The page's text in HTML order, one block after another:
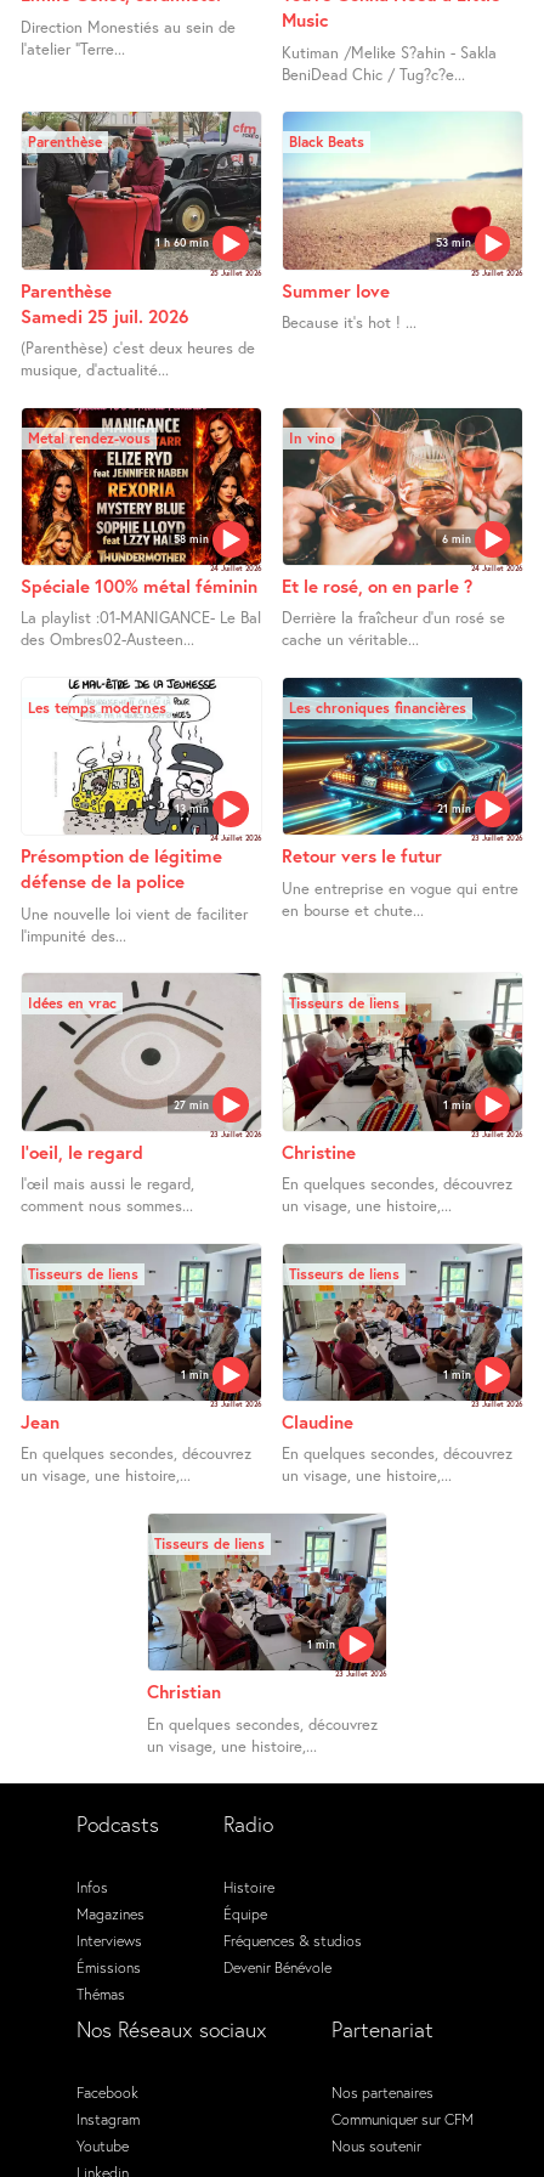
Direction Monestiés au sein de
l’atelier "Terre...
Music
Kutiman /Melike S?ahin - Sakla
BeniDead Chic / Tug?c?e...
1 h 60 min
Parenthèse
25 Juillet 2026
Parenthèse
Samedi 25 juil. 2026
(Parenthèse) c’est deux heures de
musique, d’actualité...
53 min
Black Beats
25 Juillet 2026
Summer love
Because it’s hot ! ...
58 min
Metal rendez-vous
24 Juillet 2026
Spéciale 100% métal féminin
La playlist :01-MANIGANCE- Le Bal
des Ombres02-Austeen...
6 min
In vino
24 Juillet 2026
Et le rosé, on en parle ?
Derrière la fraîcheur d’un rosé se
cache un véritable...
13 min
Les temps modernes
24 Juillet 2026
Présomption de légitime
défense de la police
Une nouvelle loi vient de faciliter
l’impunité des...
21 min
Les chroniques financières
23 Juillet 2026
Retour vers le futur
Une entreprise en vogue qui entre
en bourse et chute...
27 min
Idées en vrac
23 Juillet 2026
l’oeil, le regard
l’œil mais aussi le regard,
comment nous sommes...
1 min
Tisseurs de liens
23 Juillet 2026
Christine
En quelques secondes, découvrez
un visage, une histoire,...
1 min
Tisseurs de liens
23 Juillet 2026
Jean
En quelques secondes, découvrez
un visage, une histoire,...
1 min
Tisseurs de liens
23 Juillet 2026
Claudine
En quelques secondes, découvrez
un visage, une histoire,...
1 min
Tisseurs de liens
23 Juillet 2026
Christian
En quelques secondes, découvrez
un visage, une histoire,...
Podcasts
Infos
Magazines
Interviews
Émissions
Thémas
Radio
Histoire
Équipe
Fréquences & studios
Devenir Bénévole
Nos Réseaux sociaux
Facebook
Instagram
Youtube
Linkedin
Partenariat
Nos partenaires
Communiquer sur CFM
Nous soutenir